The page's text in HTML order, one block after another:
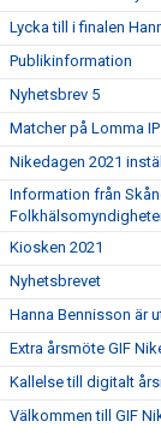
Lycka till i finalen
Publikinformation
Nyhetsbrev 5
Matcher på Lomma
Nikedagen 2021
Information från
Kiosken 2021
Nyhetsbrevet
Hanna Bennisson är
Extra årsmöte GIF
Kallelse till digitalt
Välkommen till GIF